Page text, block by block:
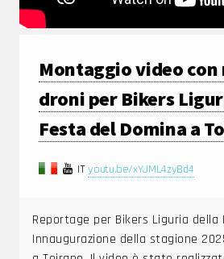
Montaggio video con
droni per Bikers
Festa del Domina a
ITyoutu.be/xYJML4zyBd4
Reportage per Bikers Liguria della
Innaugurazione della stagione